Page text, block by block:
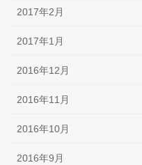
2017年2月
2017年1月
2016年12月
2016年11月
2016年10月
2016年9月